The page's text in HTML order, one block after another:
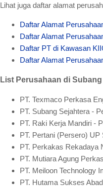
Lihat juga daftar alamat
Daftar Alamat
Daftar Alamat
Daftar PT di Kawasan
Daftar Alamat
List Perusahaan di
PT. Texmaco Perkasa
PT. Subang Sejahtera -
PT. Raki Kerja Mandiri -
PT. Pertani (Persero)
PT. Perkakas Rekadaya
PT. Mutiara Agung
PT. Meiloon Technology
PT. Hutama Sukses